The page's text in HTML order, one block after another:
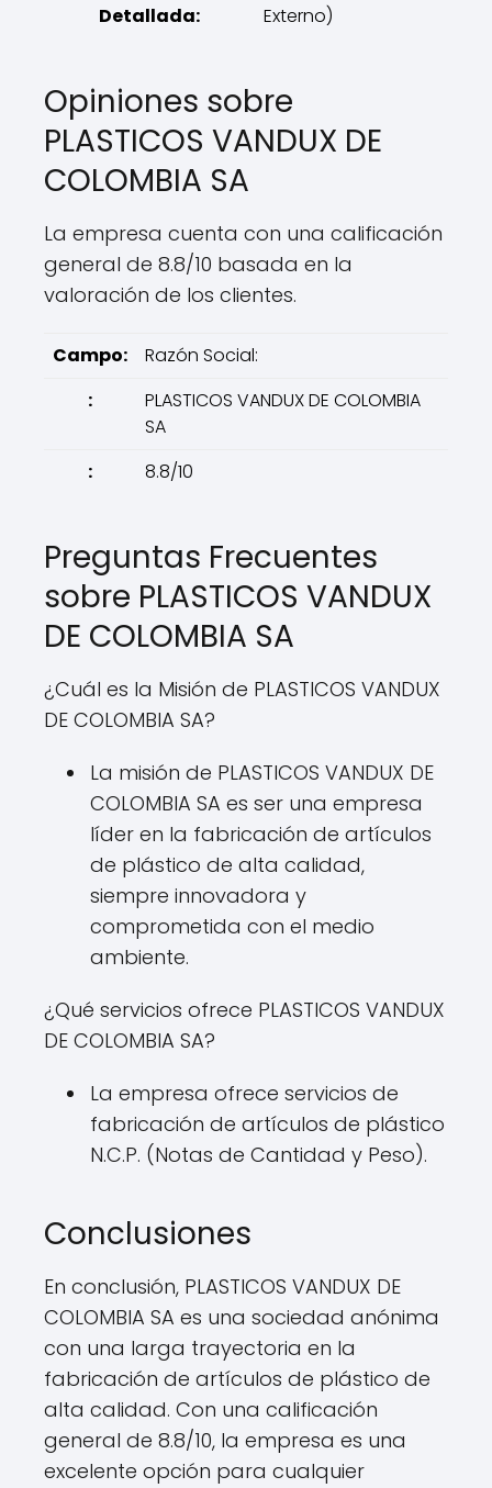
Detallada:
Externo)
Opiniones sobre
PLASTICOS VANDUX DE
COLOMBIA SA
La empresa cuenta con una calificación
general de 8.8/10 basada en la
valoración de los clientes.
Campo:
Razón Social:
:
PLASTICOS VANDUX DE COLOMBIA
SA
:
8.8/10
Preguntas Frecuentes
sobre PLASTICOS VANDUX
DE COLOMBIA SA
¿Cuál es la Misión de PLASTICOS VANDUX
DE COLOMBIA SA?
La misión de PLASTICOS VANDUX DE
COLOMBIA SA es ser una empresa
líder en la fabricación de artículos
de plástico de alta calidad,
siempre innovadora y
comprometida con el medio
ambiente.
¿Qué servicios ofrece PLASTICOS VANDUX
DE COLOMBIA SA?
La empresa ofrece servicios de
fabricación de artículos de plástico
N.C.P. (Notas de Cantidad y Peso).
Conclusiones
En conclusión, PLASTICOS VANDUX DE
COLOMBIA SA es una sociedad anónima
con una larga trayectoria en la
fabricación de artículos de plástico de
alta calidad. Con una calificación
general de 8.8/10, la empresa es una
excelente opción para cualquier